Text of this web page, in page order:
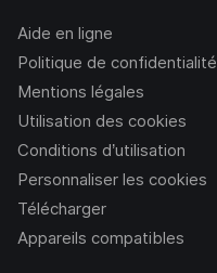
Aide en ligne
Politique de confidentialité
Mentions légales
Utilisation des cookies
Conditions d’utilisation
Personnaliser les cookies
Télécharger
Appareils compatibles